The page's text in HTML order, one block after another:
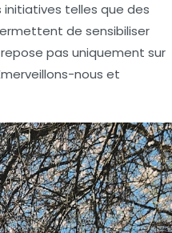
initiatives telles que des
de sensibiliser
pas uniquement sur
nous et